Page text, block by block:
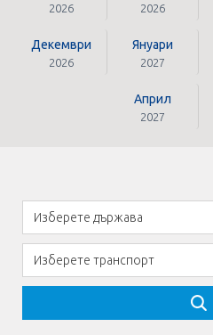
Стандартен Формуляр
2026 2026
Декември
2026
Януари
2027
Април
2027